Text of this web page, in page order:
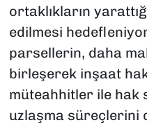
ortaklıkların
edilmesi
parsellerin, daha
birleşerek inşaat
müteahhitler ile hak
uzlaşma süreçlerini